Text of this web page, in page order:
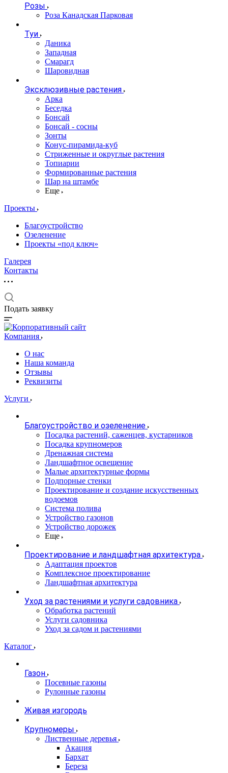
Розы
Роза Канадская Парковая
Туи
Даника
Западная
Смарагд
Шаровидная
Эксклюзивные растения
Арка
Беседка
Бонсай
Бонсай - сосны
Зонты
Конус-пирамида-куб
Стриженные и округлые растения
Топиарии
Формированные растения
Шар на штамбе
Еще
Проекты
Благоустройство
Озеленение
Проекты «под ключ»
Галерея
Контакты
Подать заявку
Компания
О нас
Наша команда
Отзывы
Реквизиты
Услуги
Благоустройство и озеленение
Посадка растений, саженцев, кустарников
Посадка крупномеров
Дренажная система
Ландшафтное освещение
Малые архитектурные формы
Подпорные стенки
Проектирование и создание искусственных
водоемов
Система полива
Устройство газонов
Устройство дорожек
Еще
Проектирование и ландшафтная архитектура
Адаптация проектов
Комплексное проектирование
Ландшафтная архитектура
Уход за растениями и услуги садовника
Обработка растений
Услуги садовника
Уход за садом и растениями
Каталог
Газон
Посевные газоны
Рулонные газоны
Живая изгородь
Крупномеры
Лиственные деревья
Акация
Бархат
Береза